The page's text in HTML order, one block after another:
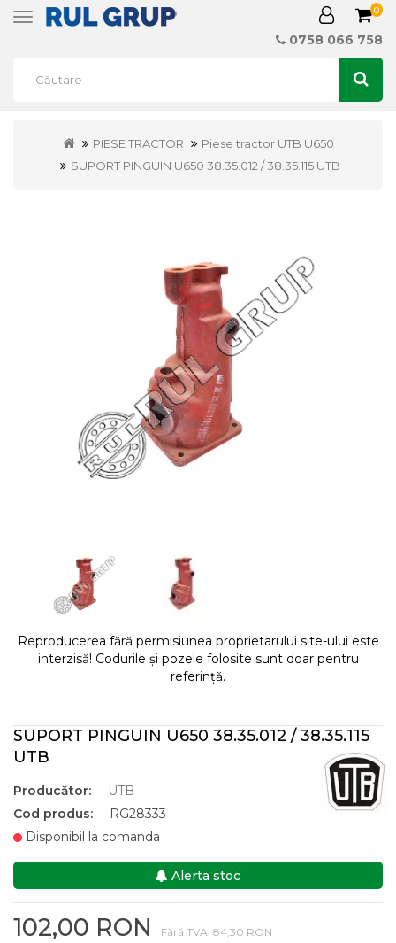
Toggle
0
0758 066 758
PIESE TRACTOR
Piese tractor UTB U650
SUPORT PINGUIN U650 38.35.012 / 38.35.115 UTB
Reproducerea fără permisiunea proprietarului site-ului este
interzisă! Codurile și pozele folosite sunt doar pentru
referință.
SUPORT PINGUIN U650 38.35.012 / 38.35.115
UTB
Producător:
UTB
Cod produs:
RG28333
Disponibil la comanda
Alerta stoc
102,00 RON Fără TVA: 84,30 RON